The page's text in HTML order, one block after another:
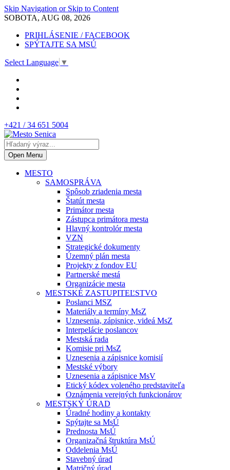
Skip Navigation or Skip to Content
SOBOTA, AUG 08, 2026
PRIHLÁSENIE / FACEBOOK
SPÝTAJTE SA MSÚ
Select Language ▼
+421 / 34 651 5004
Open Menu
MESTO
SAMOSPRÁVA
Spôsob zriadenia mesta
Štatút mesta
Primátor mesta
Zástupca primátora mesta
Hlavný kontrolór mesta
VZN
Strategické dokumenty
Územný plán mesta
Projekty z fondov EU
Partnerské mestá
Organizácie mesta
MESTSKÉ ZASTUPITEĽSTVO
Poslanci MSZ
Materiály a termíny MsZ
Uznesenia, zápisnice, videá MsZ
Interpelácie poslancov
Mestská rada
Komisie pri MsZ
Uznesenia a zápisnice komisií
Mestské výbory
Uznesenia a zápisnice MsV
Etický kódex voleného predstaviteľa
Oznámenia verejných funkcionárov
MESTSKÝ ÚRAD
Úradné hodiny a kontakty
Spýtajte sa MsÚ
Prednosta MsÚ
Organizačná štruktúra MsÚ
Oddelenia MsÚ
Stavebný úrad